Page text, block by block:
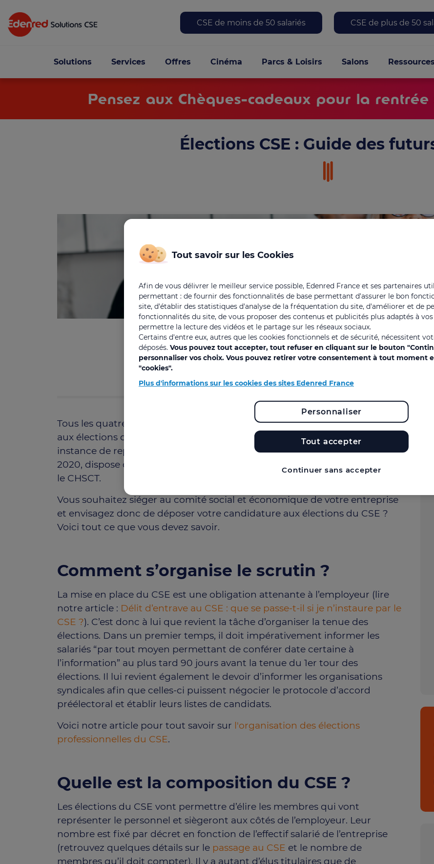
Top menu
CSE de moins de 50 salariés CSE de plus de 50
Navigation principale
Solutions Services Offres Cinéma Parcs & Loisirs Salons Ressources
Pensez aux Chèques-cadeaux pour la rentrée
Élections CSE : Guide des
Tout savoir sur l'élection au
Tous les quatre ans, les entreprises d’au moins 11 salariés doivent procéder
aux élections du CSE (Comité Social et Economique). Cette nouvelle
instance de représentation du personnel, obligatoire depuis le 1er janvier
2020, dispose de prérogatives élargies puisqu’elle remplace le CE, les DP et
le CHSCT.
Vous souhaitez siéger au comité social et économique de votre entreprise
et envisagez donc de déposer votre candidature aux élections du CSE ?
Voici tout ce que vous devez savoir.
Comment s’organise le scrutin ?
La mise en place du CSE est une obligation attenante à l’employeur (lire
notre article : Délit d’entrave au CSE : que se passe-t-il si je n’instaure par le
CSE ?). C’est donc à lui que revient la tâche d’organiser la tenue des
élections. Dans un premier temps, il doit impérativement informer les
salariés “par tout moyen permettant de conférer date certaine à
l’information” au plus tard 90 jours avant la tenue du 1er tour des
élections. Il lui revient également le devoir d’informer les organisations
syndicales afin que celles-ci puissent négocier le protocole d’accord
préélectoral et établir leurs listes de candidats.
Voici notre article pour tout savoir sur l'organisation des élections
professionnelles du CSE.
Quelle est la composition du CSE ?
Les élections du CSE vont permettre d’élire les membres qui vont
représenter le personnel et siègeront aux côtés de l’employeur. Leur
nombre est fixé par décret en fonction de l’effectif salarié de l’entreprise
(retrouvez quelques détails sur le passage au CSE et le nombre de
membres qu’il doit compter). Il y a autant d’élus titulaires que de
Tout savoir sur les Cookies
Afin de vous délivrer le meilleur service possible, Edenred France et ses partenaires
permettant : de fournir des fonctionnalités de base permettant d'assurer le bon
site, d'établir des statistiques d'analyse de la fréquentation du site, d'améliorer et de
fonctionnalités du site, de vous proposer des contenus et publicités plus adaptés à
permettre la lecture des vidéos et le partage sur les réseaux sociaux.
Certains d'entre eux, autres que les cookies fonctionnels et de sécurité, nécessitent
déposés. Vous pouvez tout accepter, tout refuser en cliquant sur le bouton
personnaliser vos choix. Vous pouvez retirer votre consentement à tout moment
"cookies".
Plus d'informations sur les cookies des sites Edenred France
Continuer sans accepter
Tout accepter
Personnaliser